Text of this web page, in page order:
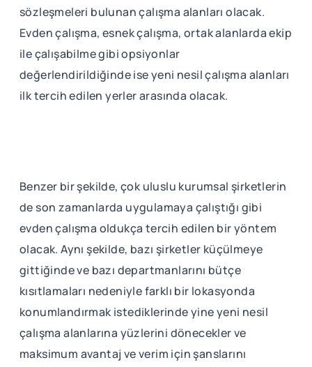
sözleşmeleri bulunan çalışma alanları olacak.
Evden çalışma, esnek çalışma, ortak alanlarda ekip
ile çalışabilme gibi opsiyonlar
değerlendirildiğinde ise yeni nesil çalışma alanları
ilk tercih edilen yerler arasında olacak.
Benzer bir şekilde, çok uluslu kurumsal şirketlerin
de son zamanlarda uygulamaya çalıştığı gibi
evden çalışma oldukça tercih edilen bir yöntem
olacak. Aynı şekilde, bazı şirketler küçülmeye
gittiğinde ve bazı departmanlarını bütçe
kısıtlamaları nedeniyle farklı bir lokasyonda
konumlandırmak istediklerinde yine yeni nesil
çalışma alanlarına yüzlerini dönecekler ve
maksimum avantaj ve verim için şanslarını